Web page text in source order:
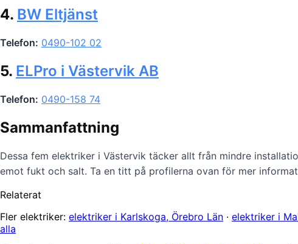
4. BW Eltjänst
Telefon: 0490-102 02
5. ELPro i Västervik AB
Telefon: 0490-158 74
Sammanfattning
Dessa fem elektriker i Västervik täcker allt från mindre
emot fukt och salt. Ta en titt på profilerna ovan för mer
Relaterat
Fler elektriker: elektriker i Karlskoga, Örebro Län · elektriker i
alla